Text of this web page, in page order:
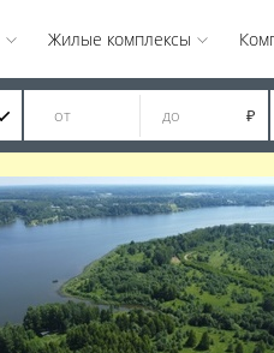
Жилые комплексы
₽